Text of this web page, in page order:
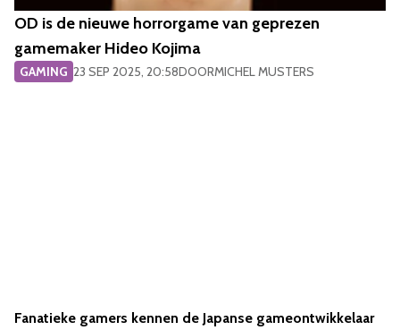
OD is de nieuwe horrorgame van geprezen
gamemaker Hideo Kojima
GAMING 23 SEP 2025, 20:58DOORMICHEL MUSTERS
Fanatieke gamers kennen de Japanse gameontwikkelaar